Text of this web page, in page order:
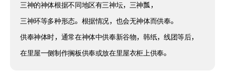
三神的神体根据不同地区有三神坛，三神瓢，
三神环等多种形态。根据情况，也会无神体而供奉。
供奉神体时，通常在神体中供奉新谷物，韩纸，线团等后，
在里屋一侧制作搁板供奉或放在里屋衣柜上供奉。